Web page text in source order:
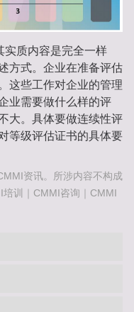
实质内容是完全一样
方式。企业在准备评估
这些工作对企业的管理
业需要做什么样的评
大。具体要做连续性评
等级评估证书的具体要
资讯。所涉内容不构成
训｜CMMI咨询｜CMMI